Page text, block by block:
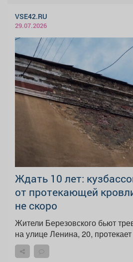
VSE42.RU
29.07.2026
Ждать 10 лет:
от протекающей
не скоро
Жители Березовского бьют
на улице Ленина, 20,